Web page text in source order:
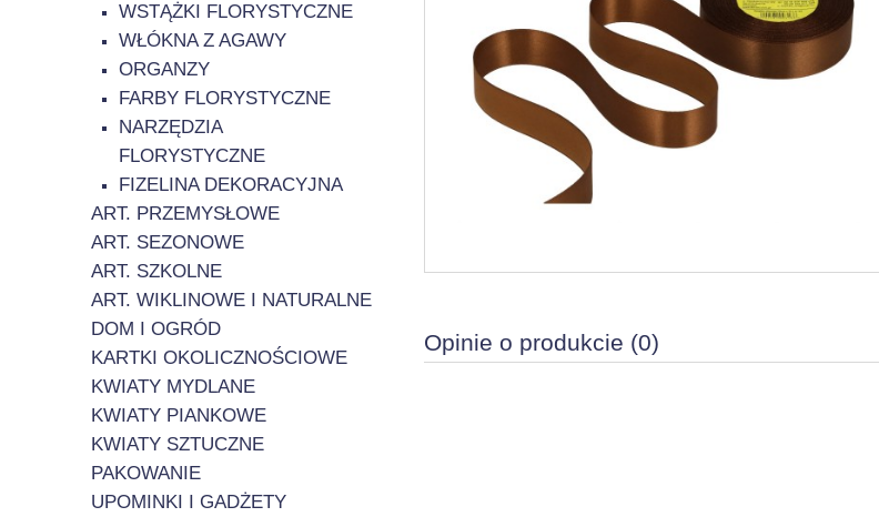
WSTĄŻKI FLORYSTYCZNE
WŁÓKNA Z AGAWY
ORGANZY
FARBY FLORYSTYCZNE
NARZĘDZIA
FLORYSTYCZNE
FIZELINA DEKORACYJNA
ART. PRZEMYSŁOWE
ART. SEZONOWE
ART. SZKOLNE
ART. WIKLINOWE I NATURALNE
DOM I OGRÓD
KARTKI OKOLICZNOŚCIOWE
KWIATY MYDLANE
KWIATY PIANKOWE
KWIATY SZTUCZNE
PAKOWANIE
UPOMINKI I GADŻETY
Opinie o produkcie (0)